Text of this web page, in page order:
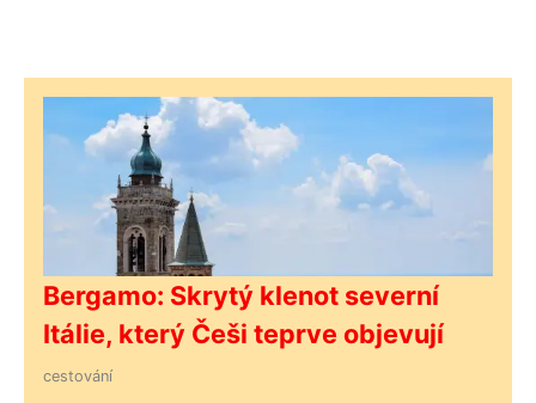
Bergamo: Skrytý klenot severní
Itálie, který Češi teprve objevují
cestování